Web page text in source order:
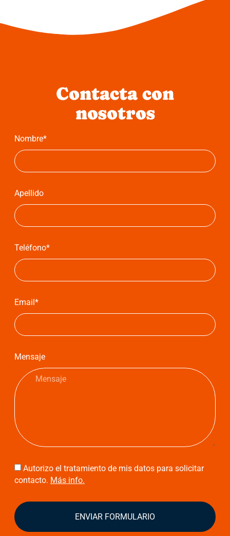
Contacta con
nosotros
Nombre*
Apellido
Teléfono*
Email*
Mensaje
Autorizo el tratamiento de mis datos para solicitar
contacto. Más info.
ENVIAR FORMULARIO